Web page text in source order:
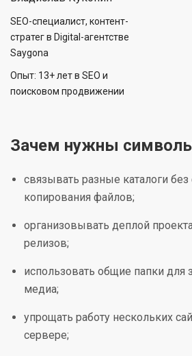
SEO-специалист, контент-
стратег в Digital-агентстве
Saygona
Опыт: 13+ лет в SEO и
поисковом продвижении
Зачем нужны
связывать разные каталоги без
копирования файлов;
организовывать деплой
релизов;
использовать общие папки для
медиа;
упрощать работу нескольких
сервере;